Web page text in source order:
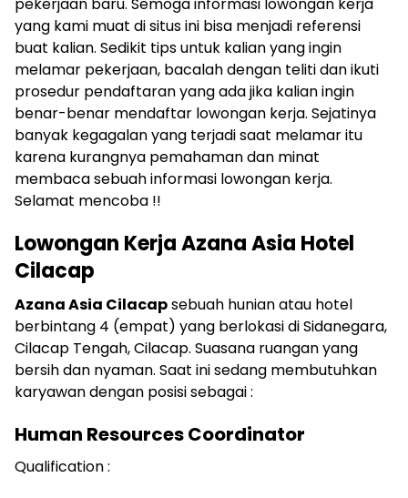
yang kami muat di situs ini bisa menjadi referensi
buat kalian. Sedikit tips untuk kalian yang ingin
melamar pekerjaan, bacalah dengan teliti dan ikuti
prosedur pendaftaran yang ada jika kalian ingin
benar-benar mendaftar lowongan kerja. Sejatinya
banyak kegagalan yang terjadi saat melamar itu
karena kurangnya pemahaman dan minat
membaca sebuah informasi lowongan kerja.
Selamat mencoba !!
Lowongan Kerja Azana Asia Hotel
Cilacap
Azana Asia Cilacapsebuah hunian atau hotel
berbintang 4 (empat) yang berlokasi di Sidanegara,
Cilacap Tengah, Cilacap. Suasana ruangan yang
bersih dan nyaman. Saat ini sedang membutuhkan
karyawan dengan posisi sebagai :
Human Resources Coordinator
Qualification :